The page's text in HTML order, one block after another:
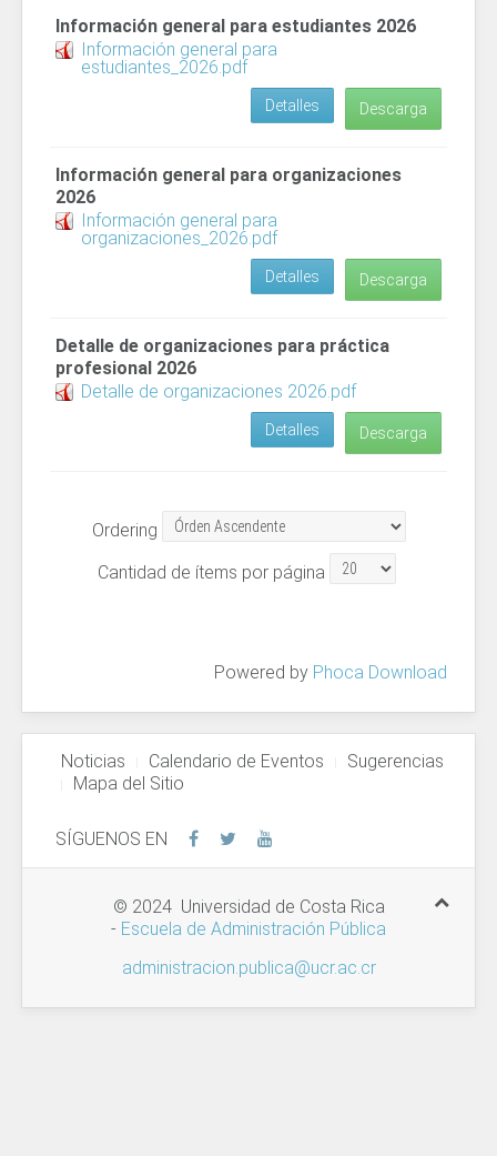
Información general para estudiantes 2026
Información general para
estudiantes_2026.pdf
Descarga
Detalles
Información general para organizaciones
2026
Información general para
organizaciones_2026.pdf
Descarga
Detalles
Detalle de organizaciones para práctica
profesional 2026
Detalle de organizaciones 2026.pdf
Descarga
Detalles
Ordering
Cantidad de ítems por página
Powered by Phoca Download
Noticias Calendario de Eventos
Sugerencias
Mapa del Sitio
SÍGUENOS EN
© 2024 Universidad de Costa Rica
- Escuela de Administración Pública
administracion.publica@ucr.ac.cr